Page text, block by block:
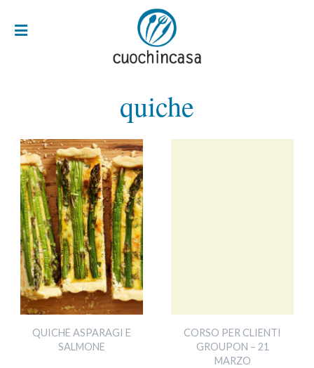
quiche
QUICHE ASPARAGI E
SALMONE
CORSO PER CLIENTI
GROUPON – 21
MARZO